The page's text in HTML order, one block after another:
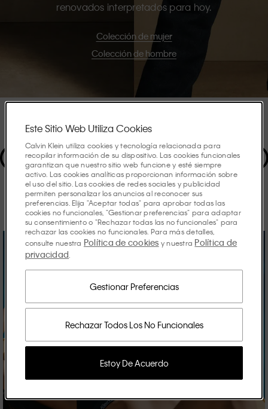
renovados interpretados para hoy.
Colección de mujer
Colección de hombre
Descubre las historias que dan vida a la temporada.
Este Sitio Web Utiliza Cookies
Calvin Klein utiliza cookies y tecnología relacionada para
recopilar información de su dispositivo. Las cookies funcionales
garantizan que nuestro sitio web funcione y esté siempre
activo. Las cookies analíticas proporcionan información sobre
el uso del sitio. Las cookies de redes sociales y publicidad
permiten personalizar los anuncios al reconocer sus
preferencias. Elija "Aceptar todas" para aprobar todas las
cookies no funcionales, "Gestionar preferencias" para adaptar
su consentimiento o "Rechazar todas las no funcionales" para
rechazar las cookies no funcionales. Para más detalles,
consulte nuestra Política de cookies y nuestra Política de
privacidad
Rechazar Todos Los No Funcionales
Gestionar Preferencias
Estoy De Acuerdo